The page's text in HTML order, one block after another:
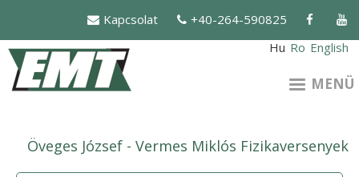
tartalomra
Kapcsolat
+40-264-590825
Hu Ro English
MENÜ
Öveges József - Vermes Miklós Fizikaversenyek